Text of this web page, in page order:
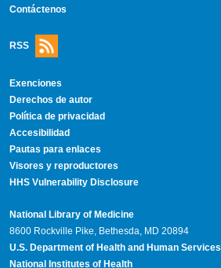
Contáctenos
RSS
Exenciones
Derechos de autor
Política de privacidad
Accesibilidad
Pautas para enlaces
Visores y reproductores
HHS Vulnerability Disclosure
National Library of Medicine
8600 Rockville Pike, Bethesda, MD 20894
U.S. Department of Health and Human Services
National Institutes of Health